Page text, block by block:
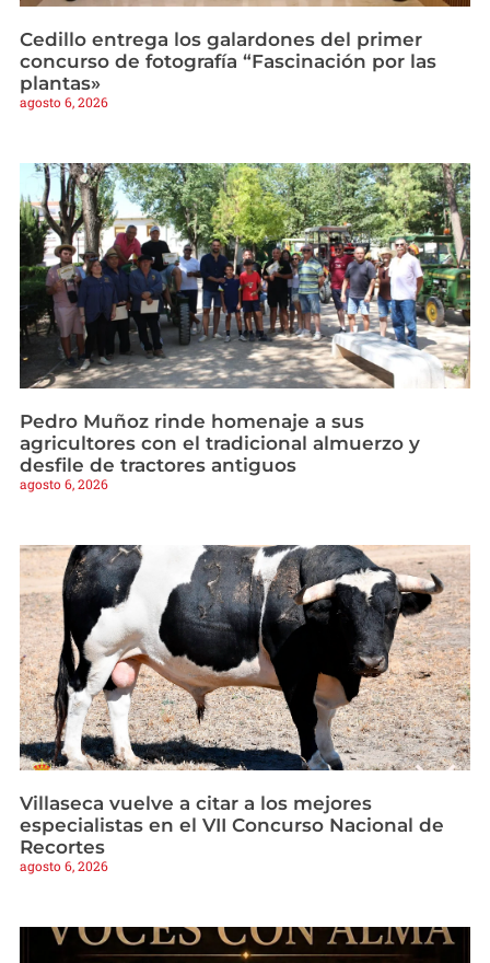
Cedillo entrega los galardones del primer
concurso de fotografía “Fascinación por las
plantas»
agosto 6, 2026
Pedro Muñoz rinde homenaje a sus
agricultores con el tradicional almuerzo y
desfile de tractores antiguos
agosto 6, 2026
Villaseca vuelve a citar a los mejores
especialistas en el VII Concurso Nacional de
Recortes
agosto 6, 2026